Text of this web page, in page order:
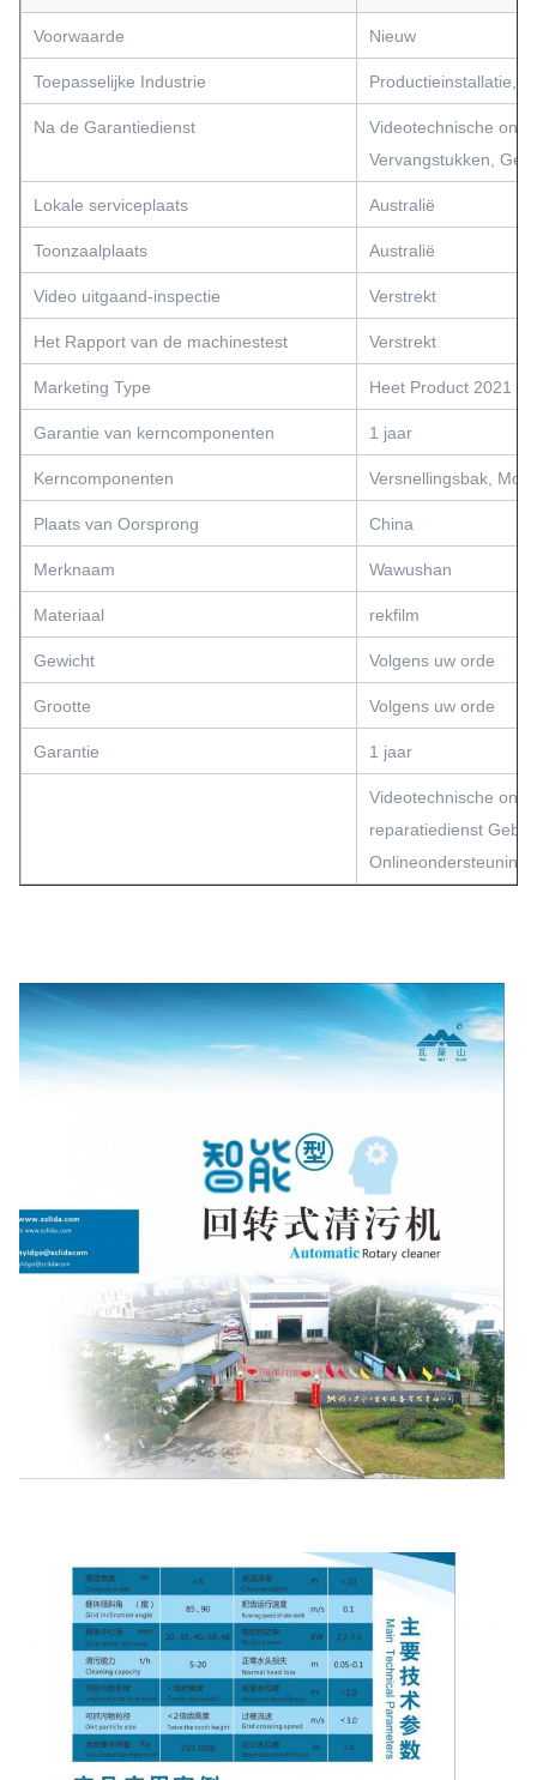
Voorwaarde Nieuw
Toepasselijke Industrie Productieinstallatie,
Na de Garantiedienst
Videotechnische
Vervangstukken,
Lokale serviceplaats Australië
Toonzaalplaats Australië
Video uitgaand-inspectie Verstrekt
Het Rapport van de machinestest Verstrekt
Marketing Type Heet Product 2021
Garantie van kerncomponenten 1 jaar
Kerncomponenten Versnellingsbak,
Plaats van Oorsprong China
Merknaam Wawushan
Materiaal rekfilm
Gewicht Volgens uw orde
Grootte Volgens uw orde
Garantie 1 jaar
Videotechnische
reparatiedienst
Onlineondersteuning